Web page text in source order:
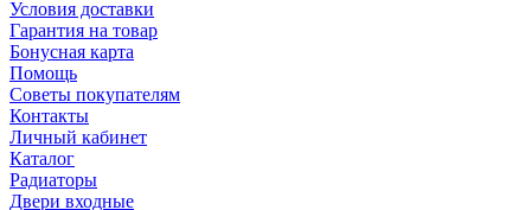
Условия доставки
Гарантия на товар
Бонусная карта
Помощь
Советы покупателям
Контакты
Личный кабинет
Каталог
Радиаторы
Двери входные